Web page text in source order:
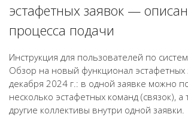
эстафетных заявок —
процесса подачи
Инструкция для пользователей по
Обзор на новый функционал эстафетных
декабря 2024 г.: в одной заявке можно
несколько эстафетных команд (связок), а
другие коллективы внутри одной заявки.